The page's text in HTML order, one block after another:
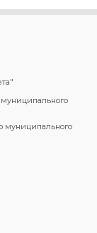
муниципального